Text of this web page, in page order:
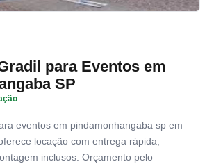
para Eventos em
SP
eventos em pindamonhangaba sp em
locação com entrega rápida,
inclusos. Orçamento pelo